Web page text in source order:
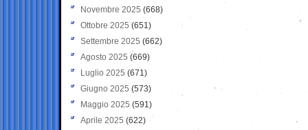
Novembre 2025 (668)
Ottobre 2025 (651)
Settembre 2025 (662)
Agosto 2025 (669)
Luglio 2025 (671)
Giugno 2025 (573)
Maggio 2025 (591)
Aprile 2025 (622)